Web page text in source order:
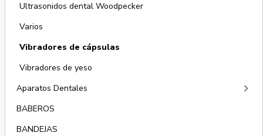
Ultrasonidos dental Woodpecker
Varios
Vibradores de cápsulas
Vibradores de yeso
Aparatos Dentales
keyboard_arrow_right
BABEROS
BANDEJAS